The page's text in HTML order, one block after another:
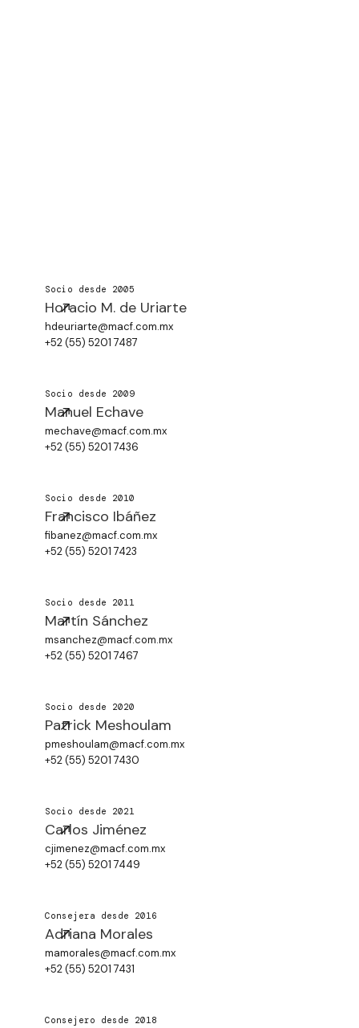
Socio desde 2005
Horacio M. de Uriarte
hdeuriarte@macf.com.mx
+52 (55) 5201 7487
Socio desde 2009
Manuel Echave
mechave@macf.com.mx
+52 (55) 5201 7436
Socio desde 2010
Francisco Ibáñez
fibanez@macf.com.mx
+52 (55) 5201 7423
Socio desde 2011
Martín Sánchez
msanchez@macf.com.mx
+52 (55) 5201 7467
Socio desde 2020
Patrick Meshoulam
pmeshoulam@macf.com.mx
+52 (55) 5201 7430
Socio desde 2021
Carlos Jiménez
cjimenez@macf.com.mx
+52 (55) 5201 7449
Consejera desde 2016
Adriana Morales
mamorales@macf.com.mx
+52 (55) 5201 7431
Consejero desde 2018